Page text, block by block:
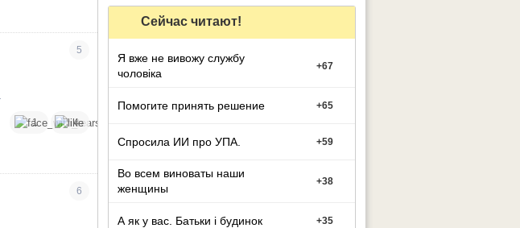
5
1 4
6
Сейчас читают!
Я вже не вивожу службу
чоловіка
+67
Помогите принять решение +65
Спросила ИИ про УПА. +59
Во всем виноваты наши
женщины
+38
А як у вас. Батьки і будинок +35